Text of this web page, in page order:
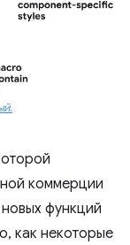
коммерции
функций
как некоторые